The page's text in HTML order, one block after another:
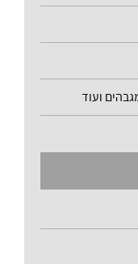
ועוד